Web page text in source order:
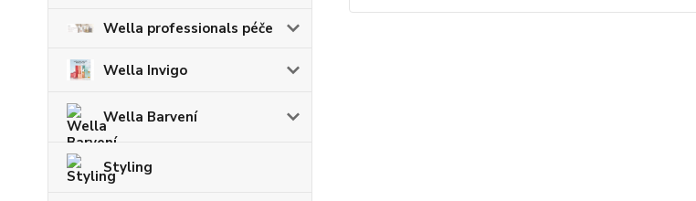
Wella professionals péče
Wella Invigo
Wella Barvení
Styling